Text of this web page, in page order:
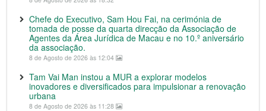
Chefe do Executivo, Sam Hou Fai, na cerimónia de
tomada de posse da quarta direcção da Associação de
Agentes da Área Jurídica de Macau e no 10.º aniversário
da associação.
8 de Agosto de 2026 às 12:04
Tam Vai Man instou a MUR a explorar modelos
inovadores e diversificados para impulsionar a renovação
urbana
8 de Agosto de 2026 às 11:28